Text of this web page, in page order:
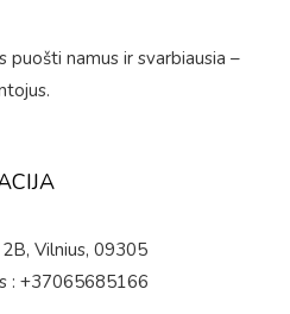
namus ir svarbiausia –
Vilnius, 09305
: +37065685166